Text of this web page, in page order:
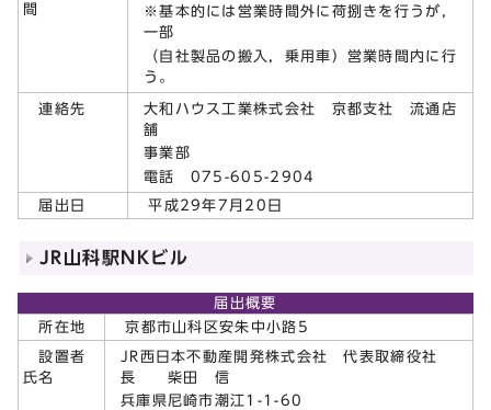
間
※基本的には営業時間外に荷捌きを行うが，
一部
（自社製品の搬入，乗用車）営業時間内に行
う。
連絡先
大和ハウス工業株式会社 京都支社 流通店
舗
事業部
電話 075-605-2904
届出日 平成29年7月20日
JR山科駅NKビル
届出概要
所在地
京都市山科区安朱中小路5
設置者
氏名
JR西日本不動産開発株式会社 代表取締役社
長 柴田 信
兵庫県尼崎市潮江1-1-60